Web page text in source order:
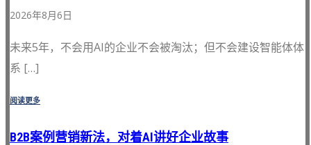
2026年8月6日
未来5年，不会用AI的企业不会被淘汰；但不会建设智能体体
系 […]
阅读更多
B2B案例营销新法，对着AI讲好企业故事